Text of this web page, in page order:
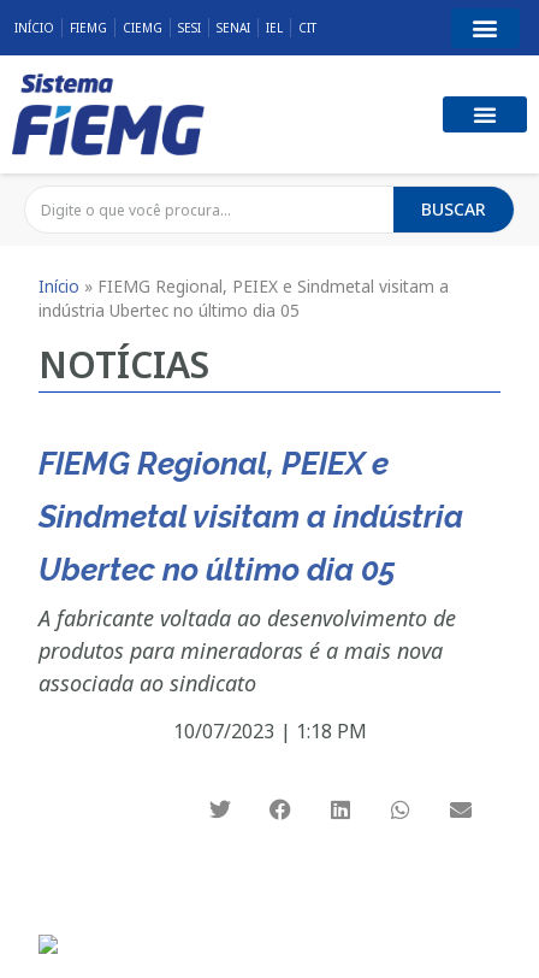
INÍCIO FIEMG CIEMG SESI SENAI IEL CIT
BUSCAR
Início » FIEMG Regional, PEIEX e Sindmetal visitam a
indústria Ubertec no último dia 05
NOTÍCIAS
FIEMG Regional, PEIEX e
Sindmetal visitam a indústria
Ubertec no último dia 05
A fabricante voltada ao desenvolvimento de
produtos para mineradoras é a mais nova
associada ao sindicato
10/07/2023 | 1:18 PM